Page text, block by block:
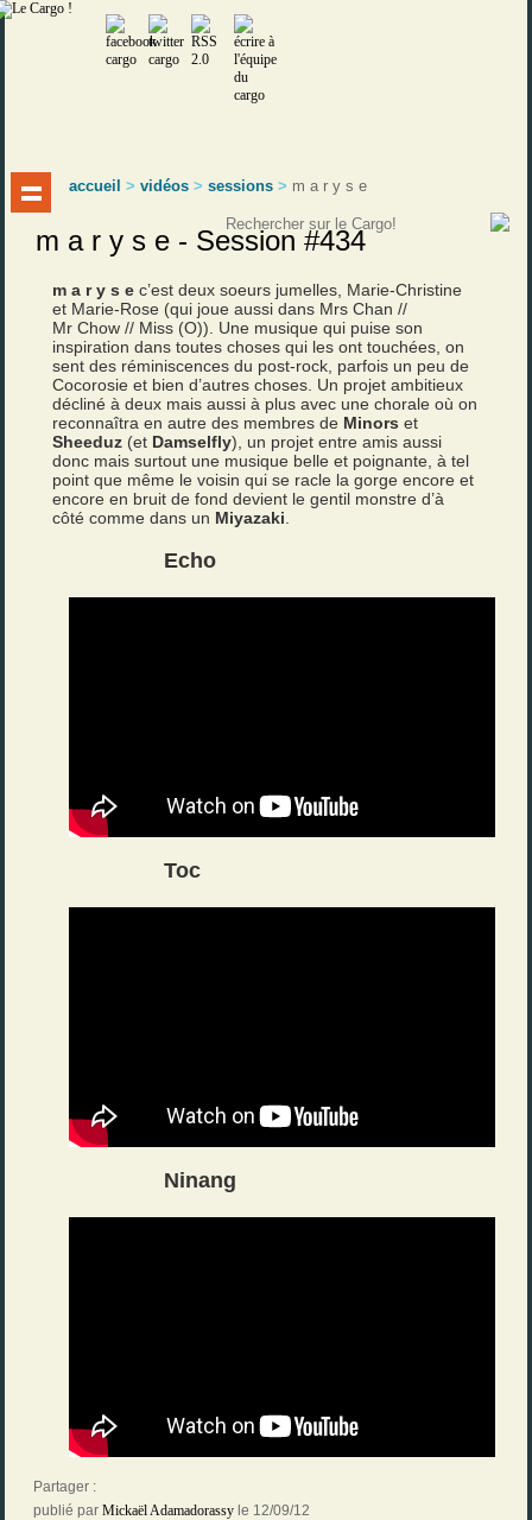
accueil >vidéos >sessions > m a r y s e
m a r y s e - Session #434
m a r y s e c’est deux soeurs jumelles, Marie-Christine
et Marie-Rose (qui joue aussi dans Mrs Chan //
Mr Chow // Miss (O)). Une musique qui puise son
inspiration dans toutes choses qui les ont touchées, on
sent des réminiscences du post-rock, parfois un peu de
Cocorosie et bien d’autres choses. Un projet ambitieux
décliné à deux mais aussi à plus avec une chorale où on
reconnaîtra en autre des membres de Minorset
Sheeduz (et Damselfly), un projet entre amis aussi
donc mais surtout une musique belle et poignante, à tel
point que même le voisin qui se racle la gorge encore et
encore en bruit de fond devient le gentil monstre d’à
côté comme dans un Miyazaki
Echo
Toc
Ninang
Partager :
publié par Mickaël Adamadorassy le 12/09/12